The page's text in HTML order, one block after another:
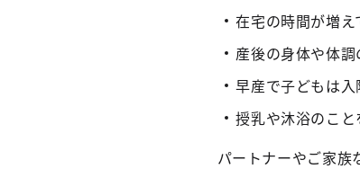
在宅の時間が増え
産後の身体や体調
早産で子どもは
授乳や沐浴のこ
パートナーやご家